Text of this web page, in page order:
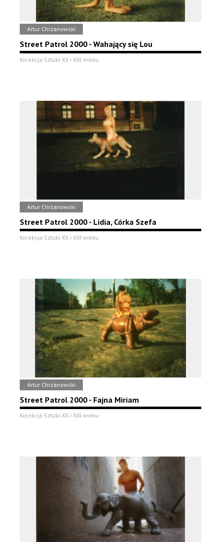
Artur Chrzanowski
Street Patrol 2000 - Wahający się Lou
Kolekcja Sztuki XX i XXI wieku
Artur Chrzanowski
Street Patrol 2000 - Lidia, Córka Szefa
Kolekcja Sztuki XX i XXI wieku
Artur Chrzanowski
Street Patrol 2000 - Fajna Miriam
Kolekcja Sztuki XX i XXI wieku